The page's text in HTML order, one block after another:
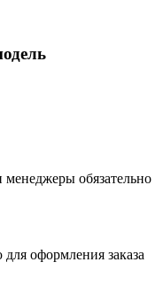
обязательно
оформления заказа